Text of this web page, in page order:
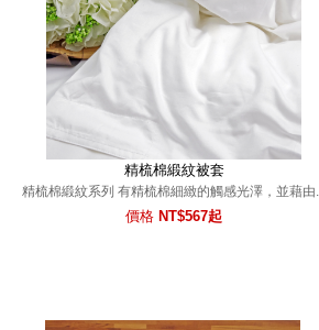
精梳棉緞紋被套
精梳棉緞紋系列 有精梳棉細緻的觸感光澤，並藉由...
價格 NT$567起